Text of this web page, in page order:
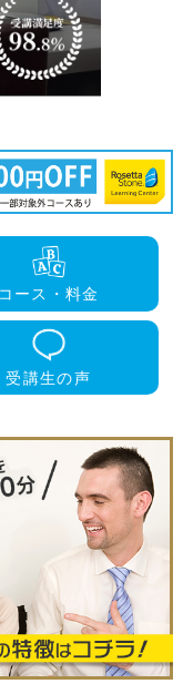
コース・料金
受講生の声